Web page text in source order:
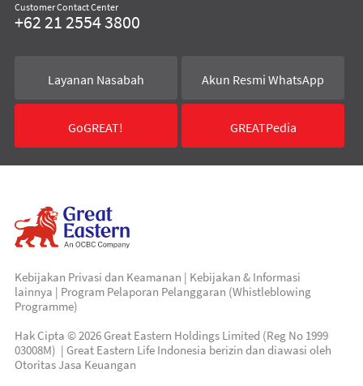
Customer Contact Center
+62 21 2554 3800
Layanan Nasabah Akun Resmi WhatsApp
GoGREAT! GREATPedia
Kebijakan Privasi dan Keamanan | Kebijakan & Informasi
lainnya | Program Pelaporan Pelanggaran (Whistleblowing
Programme)
Hak Cipta © 2026 Great Eastern Holdings Limited (Reg No 1999
03008M) | Great Eastern Life Indonesia berizin dan diawasi oleh
Otoritas Jasa Keuangan